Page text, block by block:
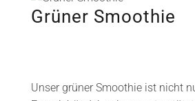
Grüner Smoothie
Unser grüner Smoothie ist nicht